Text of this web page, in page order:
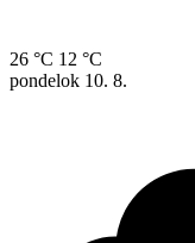
26 °C 12 °C
pondelok 10. 8.